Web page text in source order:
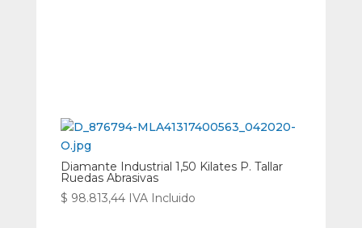
Diamante Industrial 1,50 Kilates P. Tallar
Ruedas Abrasivas
$ 98.813,44 IVA Incluido